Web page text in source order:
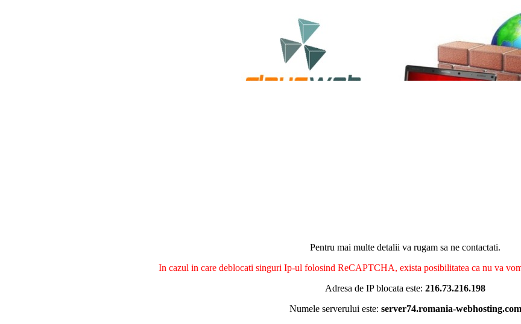
Pentru mai multe detalii va rugam sa ne contactati.
In cazul in care deblocati singuri Ip-ul folosind ReCAPTCHA, exista posibilitatea ca nu va
Adresa de IP blocata este: 216.73.216.198
Numele serverului este: server74.romania-webhosting.com